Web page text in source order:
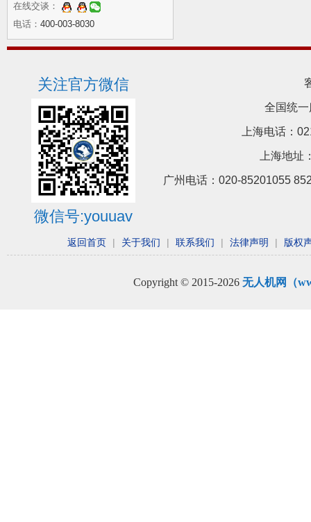
在线交谈：
电话： 400-003-8030
全国统
上海电话：
上海地
广州电话：020-85201055
关注官方微信
微信号:youuav
返回首页 | 关于我们 | 联系我们 | 法律声明 | 版权
Copyright © 2015-2026 无人机网（